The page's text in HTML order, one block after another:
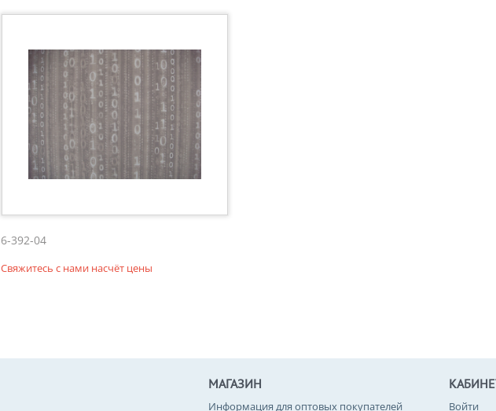
6-392-04
Свяжитесь с нами насчёт цены
МАГАЗИН
Информация для оптовых покупателей Войти